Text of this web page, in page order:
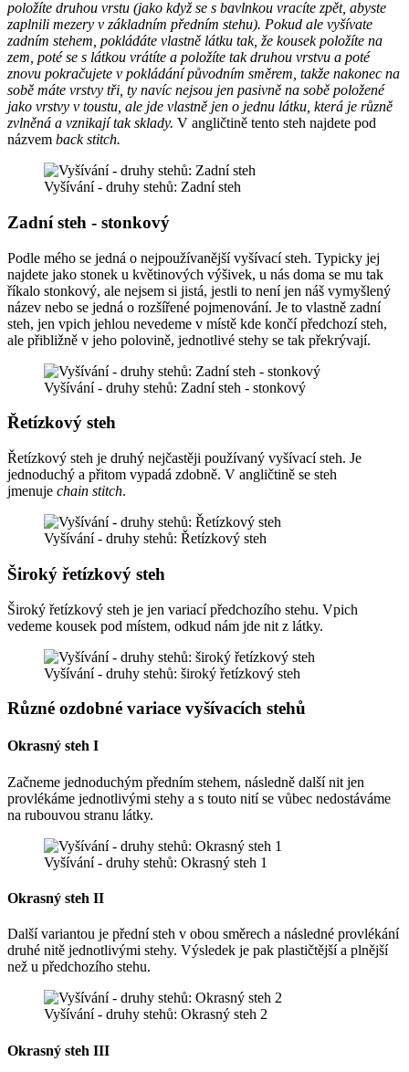
položíte druhou vrstu (jako když se s bavlnkou vracíte zpět, abyste
zaplnili mezery v základním předním stehu). Pokud ale vyšívate
zadním stehem, pokládáte vlastně látku tak, že kousek položíte na
zem, poté se s látkou vrátíte a položíte tak druhou vrstvu a poté
znovu pokračujete v pokládání původním směrem, takže nakonec na
sobě máte vrstvy tři, ty navíc nejsou jen pasivně na sobě položené
jako vrstvy v toustu, ale jde vlastně jen o jednu látku, která je různě
zvlněná a vznikají tak sklady. V angličtině tento steh najdete pod
názvem back stitch.
Vyšívání - druhy stehů: Zadní steh
Zadní steh - stonkový
Podle mého se jedná o nejpoužívanější vyšívací steh. Typicky jej
najdete jako stonek u květinových výšivek, u nás doma se mu tak
říkalo stonkový, ale nejsem si jistá, jestli to není jen náš vymyšlený
název nebo se jedná o rozšířené pojmenování. Je to vlastně zadní
steh, jen vpich jehlou nevedeme v místě kde končí předchozí steh,
ale přibližně v jeho polovině, jednotlivé stehy se tak překrývají.
Vyšívání - druhy stehů: Zadní steh - stonkový
Řetízkový steh
Řetízkový steh je druhý nejčastěji používaný vyšívací steh. Je
jednoduchý a přitom vypadá zdobně. V angličtině se steh
jmenuje chain stitch.
Vyšívání - druhy stehů: Řetízkový steh
Široký řetízkový steh
Široký řetízkový steh je jen variací předchozího stehu. Vpich
vedeme kousek pod místem, odkud nám jde nit z látky.
Vyšívání - druhy stehů: široký řetízkový steh
Různé ozdobné variace vyšívacích stehů
Okrasný steh I
Začneme jednoduchým předním stehem, následně další nit jen
provlékáme jednotlivými stehy a s touto nití se vůbec nedostáváme
na rubouvou stranu látky.
Vyšívání - druhy stehů: Okrasný steh 1
Okrasný steh II
Další variantou je přední steh v obou směrech a následné provlékání
druhé nitě jednotlivými stehy. Výsledek je pak plastičtější a plnější
než u předchozího stehu.
Vyšívání - druhy stehů: Okrasný steh 2
Okrasný steh III